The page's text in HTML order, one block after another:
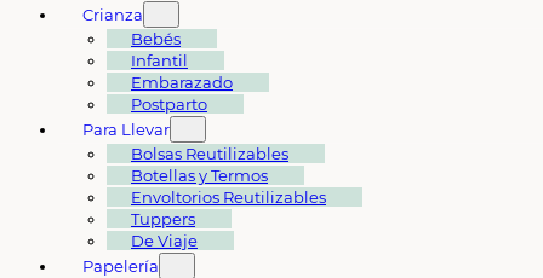
Crianza
Bebés
Infantil
Embarazado
Postparto
Para Llevar
Bolsas Reutilizables
Botellas y Termos
Envoltorios Reutilizables
Tuppers
De Viaje
Papelería